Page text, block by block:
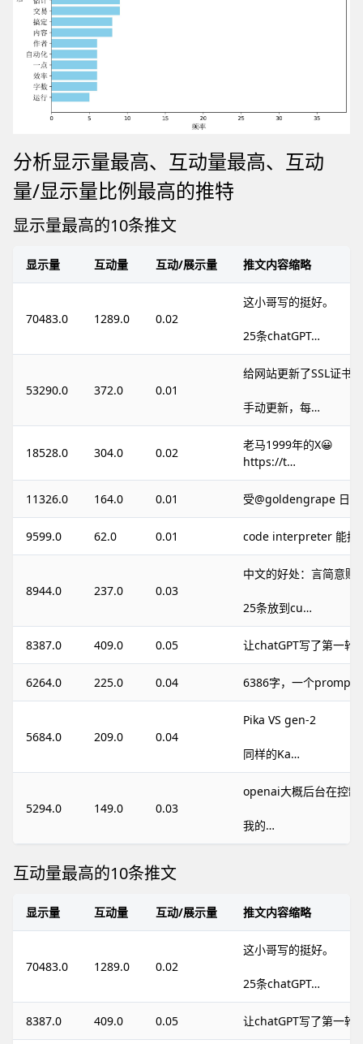
分析显示量最高、互动量最高、互动
量/显示量比例最高的推特
显示量最高的10条推文
显示量 互动量 互动/展示量 推文内容缩略
70483.0 1289.0 0.02
这小哥写的挺好。
25条chatGPT…
53290.0 372.0 0.01
给网站更新了SSL证书。
手动更新，每…
18528.0 304.0 0.02
老马1999年的X😀
https://t…
11326.0 164.0 0.01 受@goldengrape 日
9599.0 62.0 0.01 code interpreter 能搞
8944.0 237.0 0.03
中文的好处：言简意赅
25条放到cu…
8387.0 409.0 0.05 让chatGPT写了第一轮
6264.0 225.0 0.04 6386字，一个prompt
5684.0 209.0 0.04
Pika VS gen-2
同样的Ka…
5294.0 149.0 0.03
openai大概后台在控制
我的…
互动量最高的10条推文
显示量 互动量 互动/展示量 推文内容缩略
70483.0 1289.0 0.02
这小哥写的挺好。
25条chatGPT…
8387.0 409.0 0.05 让chatGPT写了第一轮